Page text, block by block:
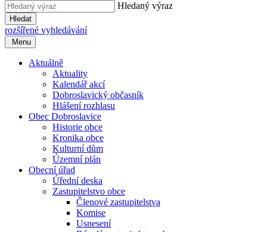
Hledaný výraz
Hledat
rozšířené vyhledávání
Menu
Aktuálně
Aktuality
Kalendář akcí
Dobroslavický občasník
Hlášení rozhlasu
Obec Dobroslavice
Historie obce
Kronika obce
Kulturní dům
Územní plán
Obecní úřad
Úřední deska
Zastupitelstvo obce
Členové zastupitelstva
Komise
Usnesení